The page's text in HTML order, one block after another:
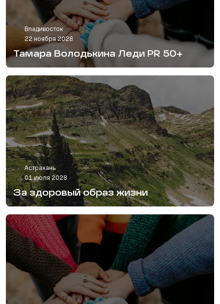
Владивосток
22 ноября 2028
Тамара Володькина Леди PR 50+
Астрахань
01 июля 2028
За здоровый образ жизни